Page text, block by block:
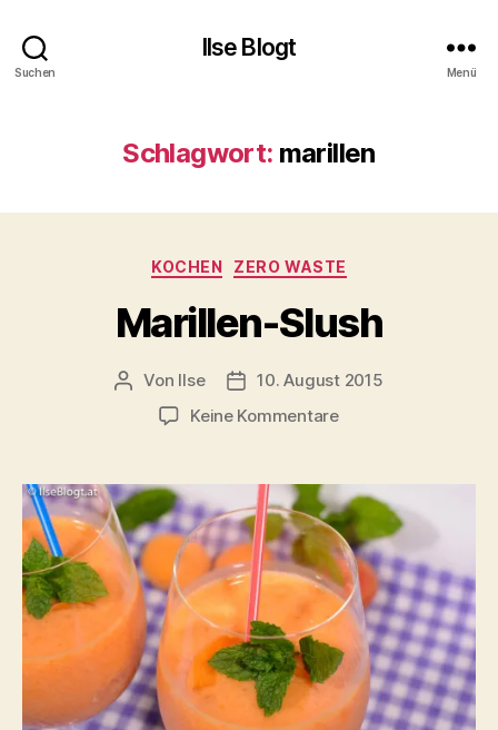
Suchen
Ilse Blogt
Menü
Schlagwort: marillen
Kategorien
KOCHEN ZERO WASTE
Marillen-Slush
Beitragsautor
Von Ilse Beitragsdatum
10. August 2015
Keine Kommentarezu